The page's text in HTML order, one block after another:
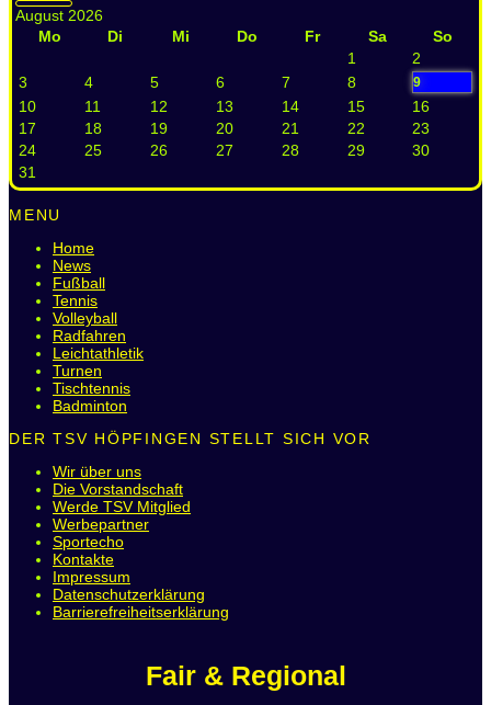
August 2026
Mo
Di Mi Do Fr Sa
So
1
2
3
4 5 6 7 8 9
10 11 12 13 14 15
16
17
18 19 20 21 22
23
24
25 26 27 28 29
30
31
MENU
Home
News
Fußball
Tennis
Volleyball
Radfahren
Leichtathletik
Turnen
Tischtennis
Badminton
DER TSV HÖPFINGEN STELLT SICH VOR
Wir über uns
Die Vorstandschaft
Werde TSV Mitglied
Werbepartner
Sportecho
Kontakte
Impressum
Datenschutzerklärung
Barrierefreiheitserklärung
Fair & Regional